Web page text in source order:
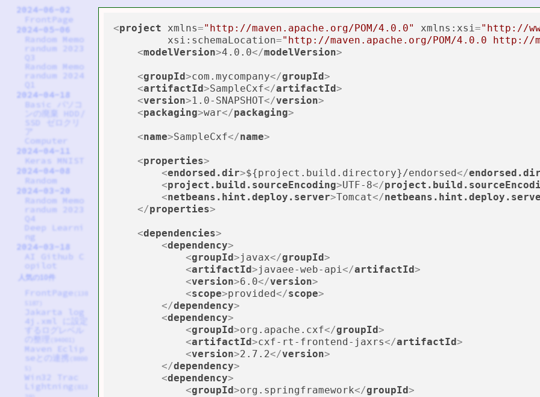
2024-06-02
FrontPage
2024-05-06
Random Memo
randum 2023
Q3
Random Memo
randum 2024
Q1
2024-04-18
Basic パソコ
ンの廃棄 HDD/
ア
Computer
2024-04-11
Keras MNIST
2024-04-08
Random
2024-03-20
Random Memo
randum 2023
Q4
Deep Learni
ng
2024-03-18
AI Github C
opilot
人気の10件
FrontPage
Jakarta log
4j.xml に設定
Maven Eclip
seとの連携
Win32 Trac
Lightning
<project xmlns="http://maven.apache.org/POM/4.0.0" xmlns:xsi ="http://
xsi:schemaLocation="http://maven.apache.org/POM/4.0.0 http://
<modelVersion>4.0.0</modelVersion>
<groupId>com.mycompany</groupId>
<artifactId>SampleCxf</artifactId>
<version>1.0-SNAPSHOT</version>
<packaging>war</packaging>
<name>SampleCxf</name>
<properties>
<endorsed.dir>${project.build.directory}/endorsed</endorsed.dir
<project.build.sourceEncoding>UTF-8</
<netbeans.hint.deploy.server>Tomcat</
</properties>
<dependencies>
<dependency>
<groupId>javax</groupId>
<artifactId>javaee-web-api </artifactId>
<version>6.0</version>
<scope>provided</scope>
</dependency>
<dependency>
<groupId>org.apache.cxf</groupId>
<artifactId>cxf-rt-frontend-jaxrs</artifactId>
<version>2.7.2</version>
</dependency>
<dependency>
<groupId>org.springframework</groupId>